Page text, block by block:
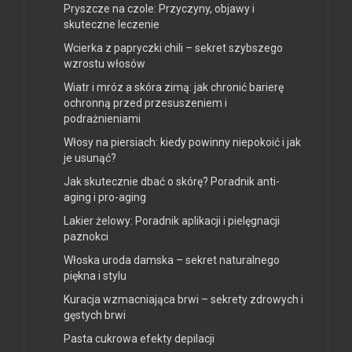
Pryszcze na czole: Przyczyny, objawy i
skuteczne leczenie
Wcierka z papryczki chili – sekret szybszego
wzrostu włosów
Wiatr i mróz a skóra zimą: jak chronić barierę
ochronną przed przesuszeniem i
podrażnieniami
Włosy na piersiach: kiedy powinny niepokoić i jak
je usunąć?
Jak skutecznie dbać o skórę? Poradnik anti-
aging i pro-aging
Lakier żelowy: Poradnik aplikacji i pielęgnacji
paznokci
Włoska uroda damska – sekret naturalnego
piękna i stylu
Kuracja wzmacniająca brwi – sekrety zdrowych i
gęstych brwi
Pasta cukrowa efekty depilacji